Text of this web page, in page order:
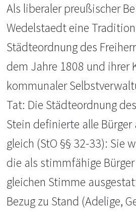
Als liberaler preußischer
Wedelstaedt eine
Städteordnung des
dem Jahre 1808 und ihrer
kommunaler
Tat: Die Städteordnung
Stein definierte alle
gleich (StO §§ 32-33): Sie
die als stimmfähige
gleichen Stimme
Bezug zu Stand (Adelige,